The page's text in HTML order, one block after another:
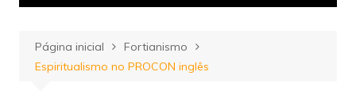
Página inicial
Fortianismo
Espiritualismo no PROCON inglês